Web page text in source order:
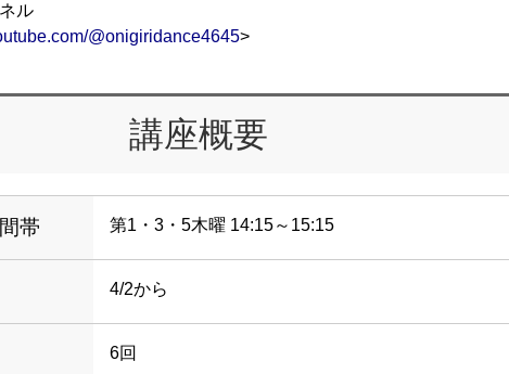
ル
@onigiridance4645>
講座概要
帯 第1・3・5木曜 14:15～15:15
4/2から
6回